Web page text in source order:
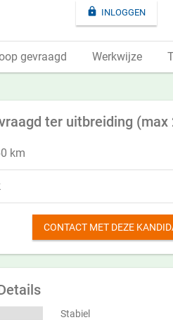
ter uitbreiding (max
km
CONTACT MET DEZE
Stabiel
 INLOGGEN
gevraagd Werkwijze